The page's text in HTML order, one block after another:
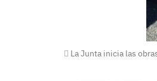
La Junta inicia las